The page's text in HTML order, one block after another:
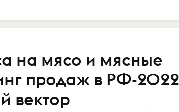
на мясо и мясные
продаж в РФ-2022
вектор